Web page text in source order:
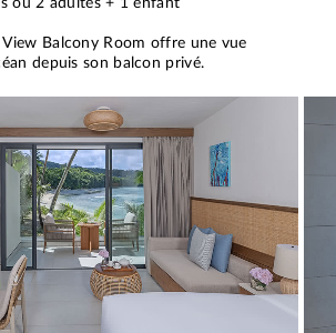
View Balcony Room offre une vue
depuis son balcon privé.